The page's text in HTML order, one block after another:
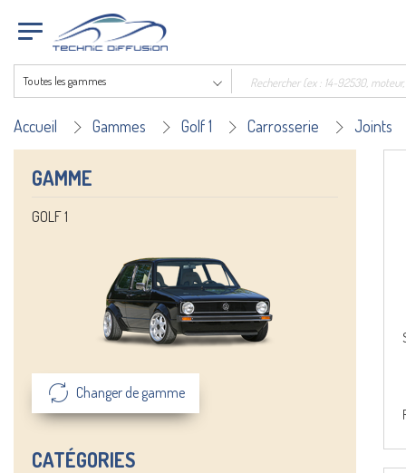
Toutes les gammes
Accueil Gammes Golf 1 Carrosserie Joints
GAMME
GOLF 1
Changer de gamme
CATÉGORIES